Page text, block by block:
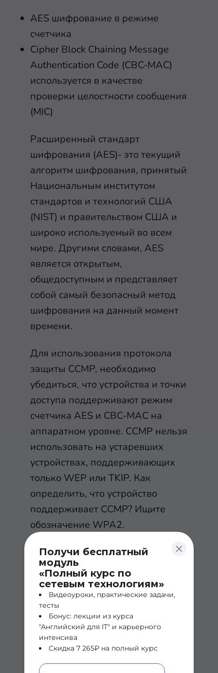
Получи бесплатный
модуль
«Полный курс по
сетевым технологиям»
Видеоуроки, практические задачи,
тесты
Бонус: лекции из курса
"Английский для IT" и карьерного
интенсива
Скидка 7 265₽ на полный курс
AES шифрование в режиме
счетчика
Cipher Block Chaining Message
Authentication Code (CBC-MAC)
используется в качестве
проверки целостности сообщения
(MIC)
Расширенный стандарт
шифрования (AES)- это текущий
алгоритм шифрования, принятый
Национальным институтом
стандартов и технологий США
(NIST) и правительством США и
широко используемый во всем
мире. Другими словами, AES
является открытым,
общедоступным и представляет
собой самый безопасный метод
шифрования на данный момент
времени.
Для использования протокола
защиты CCMP, необходимо
убедиться, что устройства и точки
доступа поддерживают режим
счетчика AES и CBC-MAC на
аппаратном уровне. CCMP нельзя
использовать на устаревших
устройствах, поддерживающих
только WEP или TKIP. Как
определить, что устройство
поддерживает CCMP? Ищите
обозначение WPA2.
GCMP
Протокол Galois/Counter Mode
Protocol (GCMP)- это надежный
набор шифрования, который
является более безопасным и